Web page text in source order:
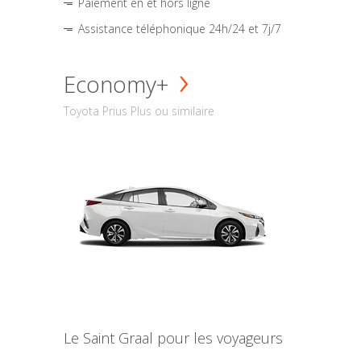
Assistance téléphonique 24h/24 et 7j/7
Economy+
Toyota Prius Plus ou similaire
Le Saint Graal pour les voyageurs